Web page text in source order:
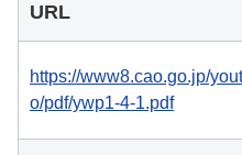
URL
https://www8.cao.go.jp/
o/pdf/ywp1-4-1.pdf